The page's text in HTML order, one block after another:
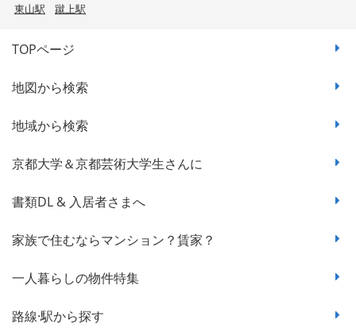
東山駅
蹴上駅
TOPページ
地図から検索
地域から検索
京都大学＆京都芸術大学生さんに
書類DL & 入居者さまへ
家族で住むならマンション？賃家？
一人暮らしの物件特集
路線·駅から探す